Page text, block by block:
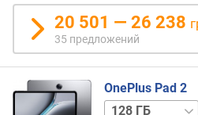
u
T
u
B
n
c
20 501 — 26 238
35 предложений
OnePlus Pad 2
256 ГБ